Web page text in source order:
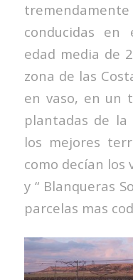
conducidas en
edad media de
zona de las
en vaso, en un
plantadas de la
los mejores
como decían los
y “ Blanqueras
parcelas mas